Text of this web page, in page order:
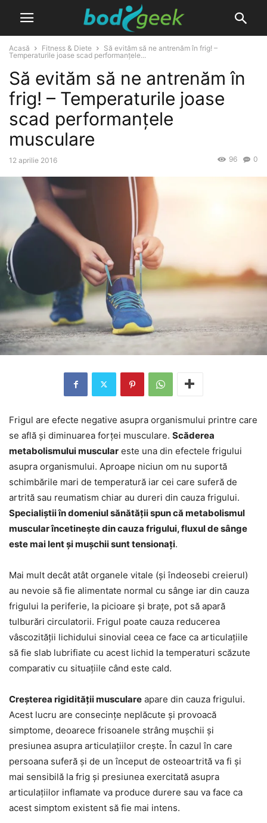
Acasă Fitness & Diete
Să evităm să ne antrenăm în frig! –
Temperaturile joase scad performanțele...
Să evităm să ne antrenăm în
frig! – Temperaturile joase
scad performanțele
musculare
12 aprilie 2016 0
96
Frigul are efecte negative asupra organismului printre care
se află și diminuarea forței musculare. Scăderea
metabolismului muscular este una din efectele frigului
asupra organismului. Aproape niciun om nu suportă
schimbările mari de temperatură iar cei care suferă de
artrită sau reumatism chiar au dureri din cauza frigului.
Specialiștii în domeniul sănătății spun că metabolismul
muscular încetinește din cauza frigului, fluxul de sânge
este mai lent și mușchii sunt tensionați.
Mai mult decât atât organele vitale (și îndeosebi creierul)
au nevoie să fie alimentate normal cu sânge iar din cauza
frigului la periferie, la picioare și brațe, pot să apară
tulburări circulatorii. Frigul poate cauza reducerea
vâscozității lichidului sinovial ceea ce face ca articulațiile
să fie slab lubrifiate cu acest lichid la temperaturi scăzute
comparativ cu situațiile când este cald.
Creșterea rigidității musculare apare din cauza frigului.
Acest lucru are consecințe neplăcute și provoacă
simptome, deoarece frisoanele strâng mușchii și
presiunea asupra articulațiilor crește. În cazul în care
persoana suferă și de un început de osteoartrită va fi și
mai sensibilă la frig și presiunea exercitată asupra
articulațiilor inflamate va produce durere sau va face ca
acest simptom existent să fie mai intens.